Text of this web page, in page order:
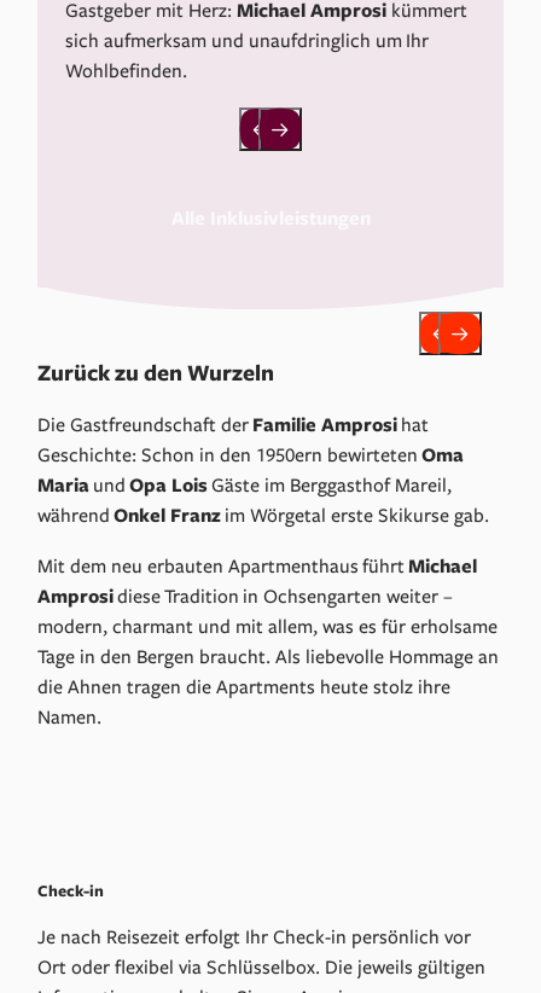
Gastgeber mit Herz:Michael Amprosi kümmert
sich aufmerksam und unaufdringlich um Ihr
Wohlbefinden.
Zurück zu den Wurzeln
Die Gastfreundschaft derFamilie Amprosihat
Geschichte: Schon in den 1950ern bewirtetenOma
MariaundOpa LoisGäste im Berggasthof Mareil,
währendOnkel Franzim Wörgetal erste Skikurse gab.
Mit dem neu erbauten Apartmenthaus führtMichael
Amprosidiese Tradition in Ochsengarten weiter –
modern, charmant und mit allem, was es für erholsame
Tage in den Bergen braucht. Als liebevolle Hommage an
die Ahnen tragen die Apartments heute stolz ihre
Namen.
Check-in
Je nach Reisezeit erfolgt Ihr Check-in persönlich vor
Ort oder flexibel via Schlüsselbox. Die jeweils gültigen